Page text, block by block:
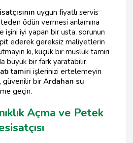
uygun fiyatlı servis
ödün vermesi anlamına
işini iyi yapan bir usta, sorunun
ederek gereksiz maliyetlerin
ki, küçük bir musluk tamiri
büyük bir fark yaratabilir.
tamiri işlerinizi ertelemeyin
güvenilir bir Ardahan su
geçin.
Açma ve Petek